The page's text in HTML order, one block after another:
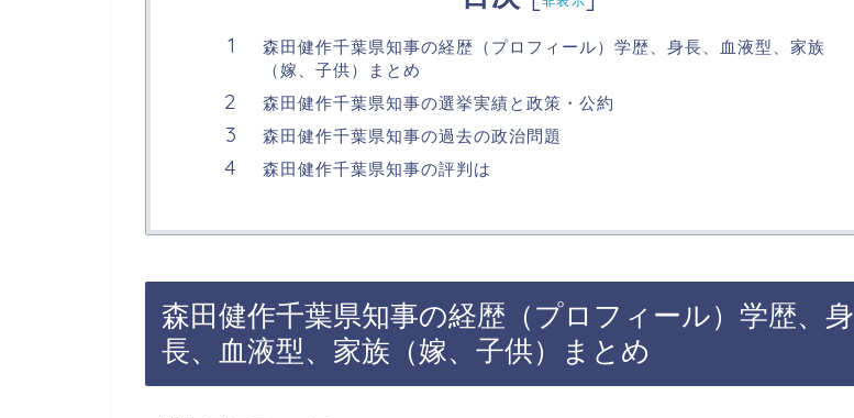
森田健作千葉県知事の経歴（プロフィール）学歴、身長、血液型、家族
（嫁、子供）まとめ
森田健作千葉県知事の選挙実績と政策・公約
森田健作千葉県知事の過去の政治問題
森田健作千葉県知事の評判は
森田健作千葉県知事の経歴（プロフィール）学歴、身
長、血液型、家族（嫁、子供）まとめ